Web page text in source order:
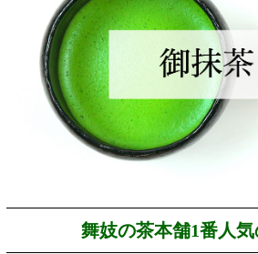
舞妓の茶本舗1番人